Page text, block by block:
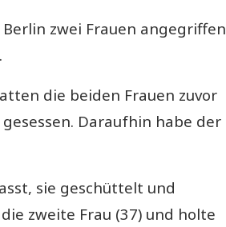
zwei Frauen angegriffen
die beiden Frauen zuvor
Daraufhin habe der
sie geschüttelt und
zweite Frau (37) und holte